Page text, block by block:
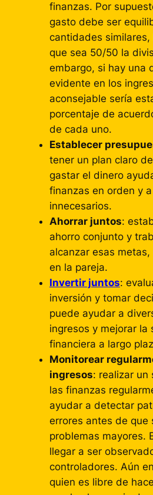
finanzas. Por
gasto debe ser
cantidades similares,
que sea 50/50 la
embargo, si hay una
evidente en los
aconsejable sería
porcentaje de
de cada uno.
Establecer
tener un plan claro
gastar el dinero
finanzas en orden y
innecesarios.
Ahorrar juntos:
ahorro conjunto y
alcanzar esas
en la pareja.
Invertir juntos:
inversión y tomar
puede ayudar a
ingresos y mejorar la
financiera a largo
Monitorear
ingresos: realizar un
las finanzas
ayudar a detectar
errores antes de que
problemas mayores.
llegar a ser
controladores. Aún
quien es libre de